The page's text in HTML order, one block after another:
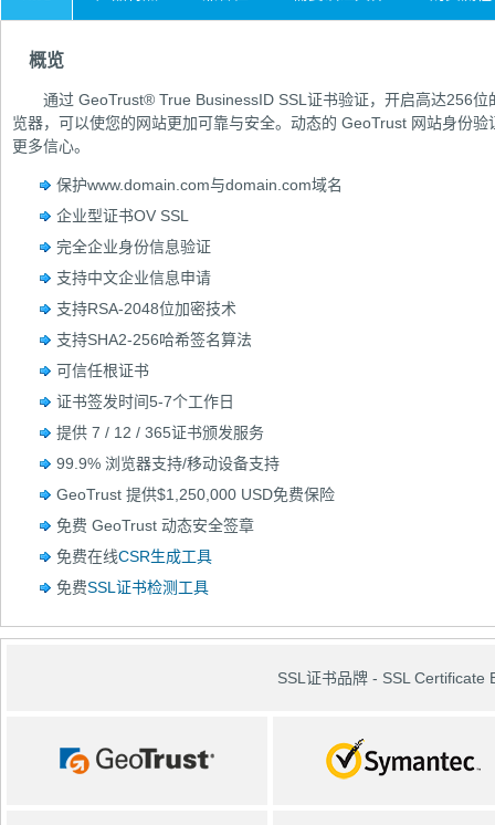
概览
通过 GeoTrust® True BusinessID SSL证书验证，开启高达256
览器，可以使您的网站更加可靠与安全。动态的 GeoTrust 网站身份
更多信心。
保护www.domain.com与domain.com域名
企业型证书OV SSL
完全企业身份信息验证
支持中文企业信息申请
支持RSA-2048位加密技术
支持SHA2-256哈希签名算法
可信任根证书
证书签发时间5-7个工作日
提供 7 / 12 / 365证书颁发服务
99.9% 浏览器支持/移动设备支持
GeoTrust 提供$1,250,000 USD免费保险
免费 GeoTrust 动态安全签章
免费在线CSR生成工具
免费SSL证书检测工具
SSL证书品牌 - SSL Certificate